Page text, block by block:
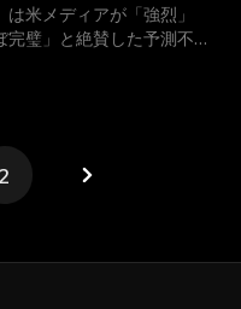
を知った妻シドニーは、パ
ーターが自分の夫であると
は米メディアが「強烈」
完璧」と絶賛した予測不能
2